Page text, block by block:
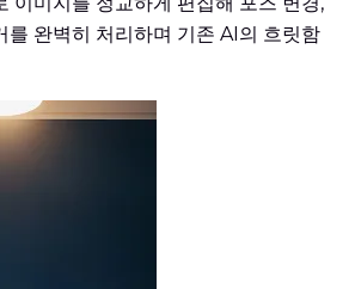
를 완벽히 처리하며 기존 AI의 흐릿함